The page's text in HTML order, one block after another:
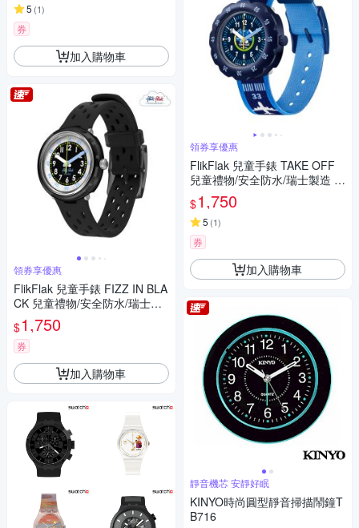
5 (1)
券
加入購物車
領券享優惠
FlikFlak 兒童手錶 FIZZ IN BLA
CK 兒童禮物/安全防水/瑞士製
造 FCNP001 (31.85mm)
$1,750
券
加入購物車
領券享優惠
FlikFlak 兒童手錶 TAKE OFF
兒童禮物/安全防水/瑞士製造 F
PSP068 (34.75mm)
$1,750
5 (1)
券
加入購物車
靜音機芯 安靜好眠
KINYO時尚圓型靜音掃描鬧鐘T
B716